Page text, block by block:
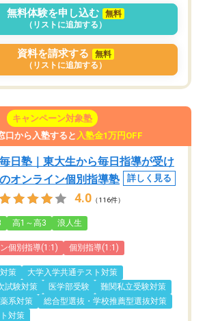
無料体験を申し込む
無料
（リストに追加する）
資料を請求する
無料
（リストに追加する）
キャンペーン対象塾
口から入塾すると 入塾金1万円OFF
日塾｜東大生から毎日指導が受け
オンライン個別指導塾
詳しく見る
4.0 （116件）
高1～高3 浪人生
個別指導(1:1) 個別指導(1:1)
策
大学入学共通テスト対策
試験対策
医学部受験
難関私立受験対策
系対策
総合型選抜・学校推薦型選抜対策
対策